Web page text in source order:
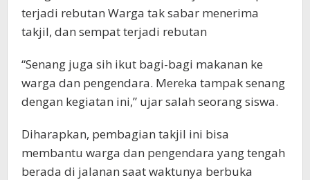
terjadi rebutan Warga tak sabar menerima
takjil, dan sempat terjadi rebutan
“Senang juga sih ikut bagi-bagi makanan ke
warga dan pengendara. Mereka tampak senang
dengan kegiatan ini,” ujar salah seorang siswa.
Diharapkan, pembagian takjil ini bisa
membantu warga dan pengendara yang tengah
berada di jalanan saat waktunya berbuka